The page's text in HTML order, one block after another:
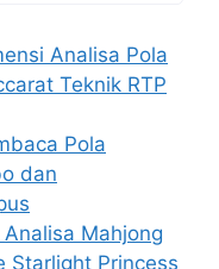
Analisa Pola
Teknik RTP
Pola
dan
Mahjong
Starlight Princess